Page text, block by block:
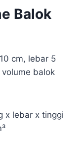
Balok
cm, lebar 5
balok
x lebar x tinggi